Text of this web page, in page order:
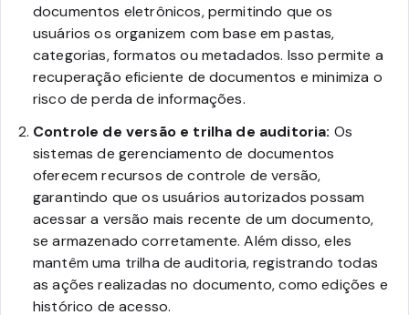
documentos eletrônicos, permitindo que os
usuários os organizem com base em pastas,
categorias, formatos ou metadados. Isso permite a
recuperação eficiente de documentos e minimiza o
risco de perda de informações.
Controle de versão e trilha de auditoria: Os
sistemas de gerenciamento de documentos
oferecem recursos de controle de versão,
garantindo que os usuários autorizados possam
acessar a versão mais recente de um documento,
se armazenado corretamente. Além disso, eles
mantêm uma trilha de auditoria, registrando todas
as ações realizadas no documento, como edições e
histórico de acesso.